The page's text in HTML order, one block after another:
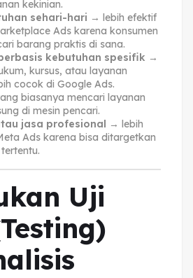
kekinian.
sehari-hari → lebih efektif
Ads karena konsumen
barang praktis di sana.
kebutuhan spesifik →
kursus, atau layanan
cocok di Google Ads.
biasanya mencari layanan
di mesin pencari.
jasa profesional → lebih
Ads karena bisa ditargetkan
Uji